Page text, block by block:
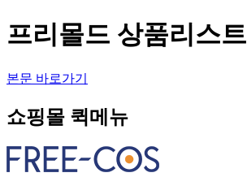
프리몰드 상품리스트
본문 바로가기
쇼핑몰 퀵메뉴